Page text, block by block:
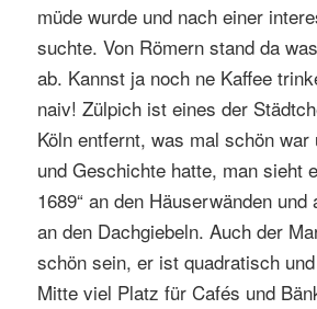
müde wurde und nach einer
suchte. Von Römern stand da
ab. Kannst ja noch ne Kaffee
naiv! Zülpich ist eines der
Köln entfernt, was mal schön war
und Geschichte hatte, man sieht
1689“ an den Häuserwänden und
an den Dachgiebeln. Auch der
schön sein, er ist quadratisch
Mitte viel Platz für Cafés und